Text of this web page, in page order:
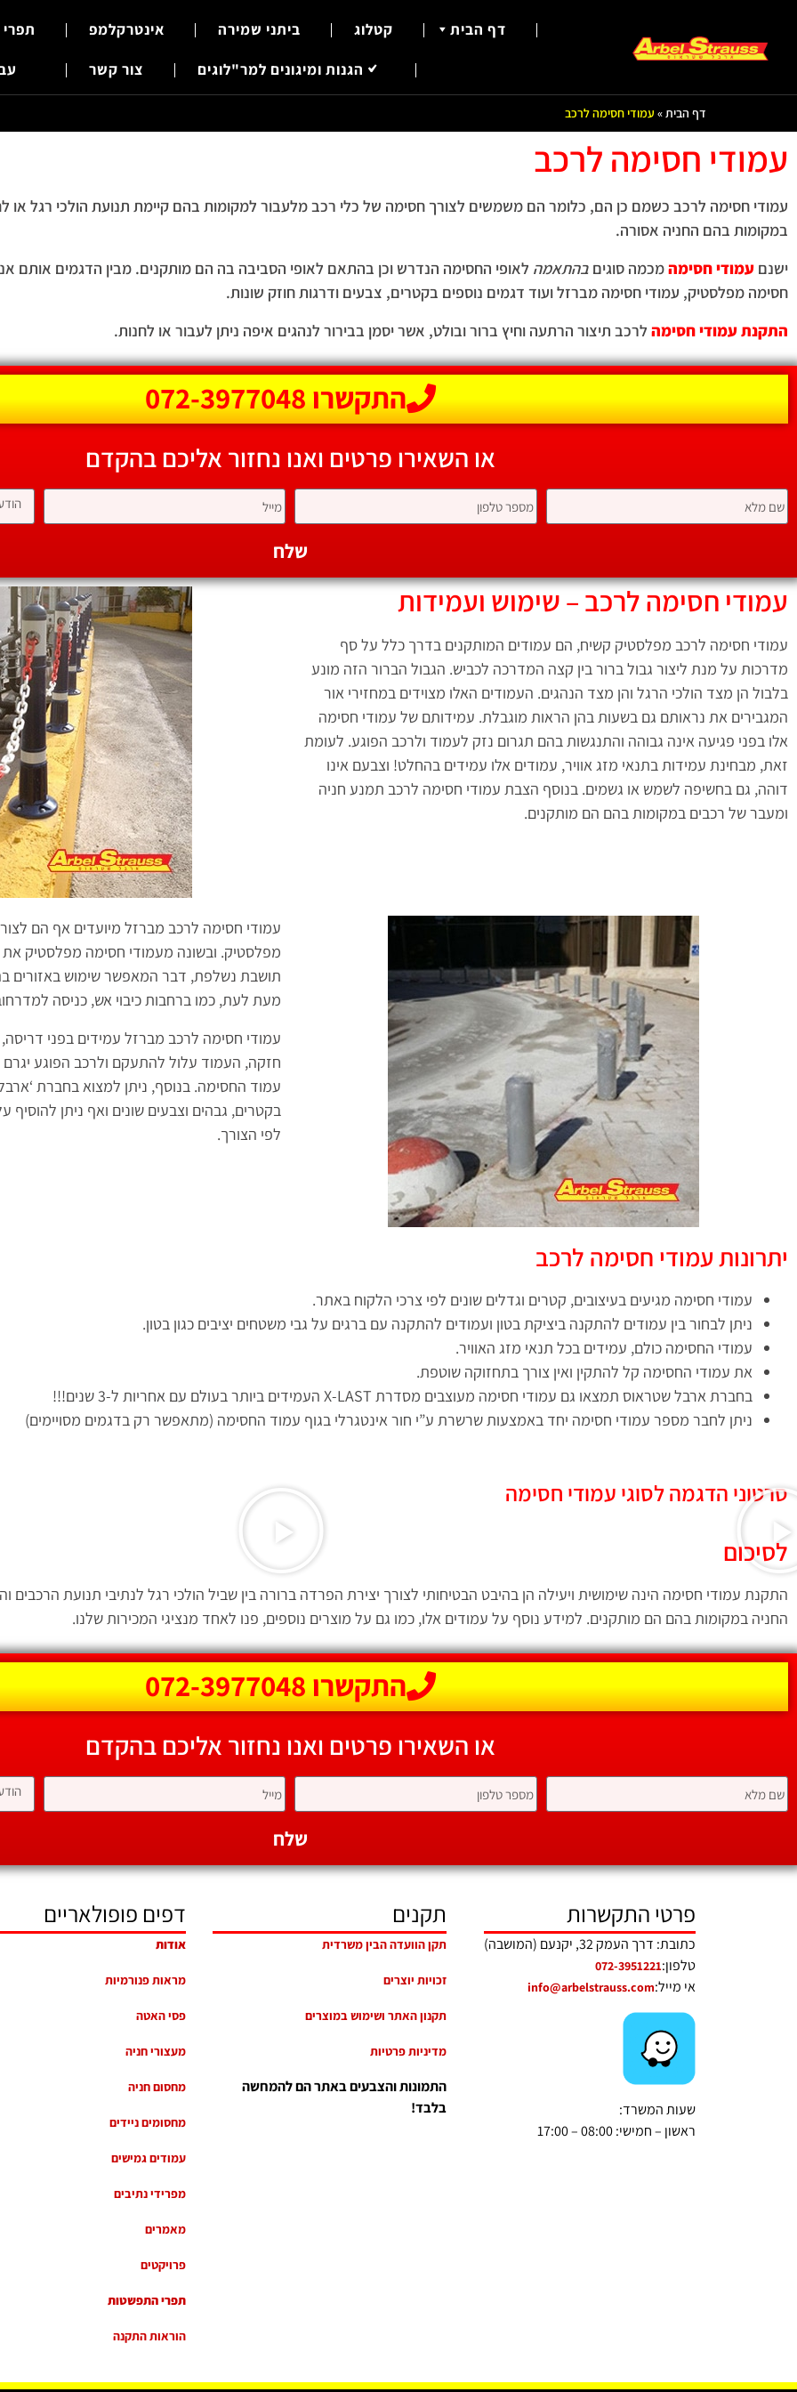
דף הבית קטלוג ביתני שמירה אינטרקלמפ
הגנות ומיגונים למר"לוגים צור קשר
דף הבית» עמודי חסימה לרכב
עמודי חסימה לרכב
עמודי חסימה לרכב כשמם כן הם, כלומר הם משמשים לצורך חסימה של כלי רכב מלעבור למקומות בהם קיימת תנועת הולכי רגל או
במקומות בהם החניה אסורה.
ישנם עמודי חסימהמכמה סוגים בהתאמה לאופי החסימה הנדרש וכן בהתאם לאופי הסביבה בה הם מותקנים. מבין הדגמים אותם
חסימה מפלסטיק, עמודי חסימה מברזל ועוד דגמים נוספים בקטרים, צבעים ודרגות חוזק שונות.
התקנת עמודי חסימה לרכב תיצור הרתעה וחיץ ברור ובולט, אשר יסמן בבירור לנהגים איפה ניתן לעבור או לחנות.
התקשרו 072-3977048
או השאירו פרטים ואנו נחזור אליכם בהקדם
שלח
עמודי חסימה לרכב – שימוש ועמידות
עמודי חסימה לרכב מפלסטיק קשיח, הם עמודים המותקנים בדרך כלל על סף
מדרכות על מנת ליצור גבול ברור בין קצה המדרכה לכביש. הגבול הברור הזה מונע
בלבול הן מצד הולכי הרגל והן מצד הנהגים. העמודים האלו מצוידים במחזירי אור
המגבירים את נראותם גם בשעות בהן הראות מוגבלת. עמידותם של עמודי חסימה
אלו בפני פגיעה אינה גבוהה והתנגשות בהם תגרום נזק לעמוד ולרכב הפוגע. לעומת
זאת, מבחינת עמידות בתנאי מזג אוויר, עמודים אלו עמידים בהחלט! וצבעם אינו
דוהה, גם בחשיפה לשמש או גשמים. בנוסף הצבת עמודי חסימה לרכב תמנע חניה
ומעבר של רכבים במקומות בהם הם מותקנים.
עמודי חסימה לרכב מברזל מיועדים אף הם
מפלסטיק. ובשונה מעמודי חסימה מפלסטיק את
תושבת נשלפת, דבר המאפשר שימוש באזורים
מעת לעת, כמו ברחבות כיבוי אש, כניסה
עמודי חסימה לרכב מברזל עמידים בפני
חזקה, העמוד עלול להתעקם ולרכב הפוגע
עמוד החסימה. בנוסף, ניתן למצוא בחברת
בקטרים, גבהים וצבעים שונים ואף ניתן
לפי הצורך.
יתרונות עמודי חסימה לרכב
עמודי חסימה מגיעים בעיצובים, קטרים וגדלים שונים לפי צרכי הלקוח באתר.
ניתן לבחור בין עמודים להתקנה ביציקת בטון ועמודים להתקנה עם ברגים על גבי משטחים יציבים כגון בטון.
עמודי החסימה כולם, עמידים בכל תנאי מזג האוויר.
את עמודי החסימה קל להתקין ואין צורך בתחזוקה שוטפת.
בחברת ארבל שטראוס תמצאו גם עמודי חסימה מעוצבים מסדרת X-LAST העמידים ביותר בעולם עם אחריות ל-3 שנים!!!
ניתן לחבר מספר עמודי חסימה יחד באמצעות שרשרת ע”י חור אינטגרלי בגוף עמוד החסימה (מתאפשר רק בדגמים מסויימים)
סרטוני הדגמה לסוגי עמודי חסימה
לסיכום
התקנת עמודי חסימה הינה שימושית ויעילה הן בהיבט הבטיחותי לצורך יצירת הפרדה ברורה בין שביל הולכי רגל לנתיבי תנועת הרכבים
החניה במקומות בהם הם מותקנים. למידע נוסף על עמודים אלו, כמו גם על מוצרים נוספים, פנו לאחד מנציגי המכירות שלנו.
התקשרו 072-3977048
או השאירו פרטים ואנו נחזור אליכם בהקדם
שלח
פרטי התקשרות
כתובת: דרך העמק 32, יקנעם (המושבה)
טלפון:072-3951221
אי מייל:info@arbelstrauss.com
שעות המשרד:
ראשון – חמישי: 08:00 – 17:00
תקנים
תקן הוועדה הבין משרדית
זכויות יוצרים
תקנון האתר ושימוש במוצרים
מדיניות פרטיות
התמונות והצבעים באתר הם להמחשה
בלבד!
דפים פופולאריים
אודות
מראות פנורמיות
פסי האטה
מעצורי חניה
מחסום חניה
מחסומים ניידים
עמודים גמישים
מפרידי נתיבים
מאמרים
פרויקטים
תפרי התפשטות
הוראות התקנה